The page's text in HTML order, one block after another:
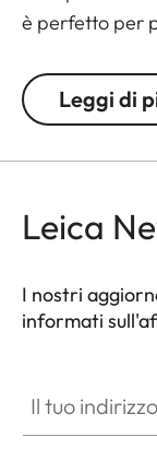
è perfetto per
a mano e con
fedele
Leggi di
Leica
I nostri
informati